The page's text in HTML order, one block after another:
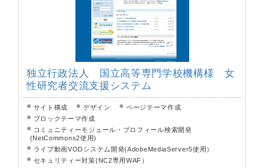
独立行政法人 国立高等専門学校機構様 女
性研究者交流支援システム
サイト構成 デザイン
ページテーマ作成
ブロックテーマ作成
コミュニティーモジュール・プロフィール検索開発
(NetCommons2使用)
ライブ動画VODシステム開発(AdobeMediaServer5使用）
セキュリティー対策(NC2専用WAF）